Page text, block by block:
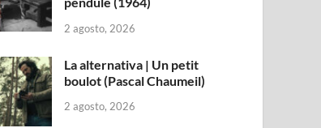
2 agosto, 2026
La alternativa | Un petit
boulot (Pascal Chaumeil)
2 agosto, 2026